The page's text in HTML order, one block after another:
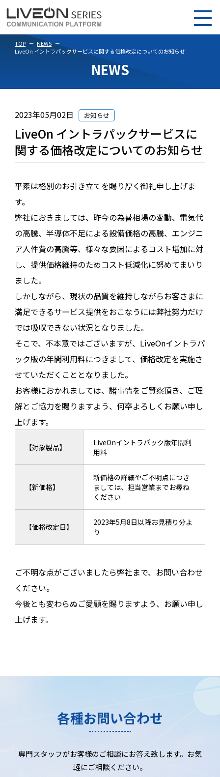
TOP
NEWS
LiveOn イントラパックサービスに関する価格改定についてのお知らせ
NEWS
2023年05月02日 お知らせ
LiveOn イントラパックサービスに
関する価格改定についてのお知らせ
平素は格別のお引き立てを賜り厚く御礼申し上げま
す。
弊社におきましては、昨今の為替相場の変動、電気代
の高騰、半導体不足による設備価格の高騰、エンジニ
ア人件費の高騰等、様々な要因によるコスト増加に対
し、提供価格維持のためコスト低減化に努めてまいり
ました。
しかしながら、現状の品質を維持しながらお客さまに
満足できるサービス提供をおこなうには弊社努力だけ
では吸収できない状況となりました。
そこで、不本意ではございますが、LiveOnイントラパ
ック版の年間利用料につきまして、価格改定を実施さ
せていただくこととなりました。
お客様におかれましては、諸事情をご賢察頂き、ご理
解とご協力を賜りますよう、何卒よろしくお願い申し
上げます。
【対象製品】
LiveOnイントラパック版年間利
用料
【新価格】
新価格の詳細やご不明点につき
ましては、担当営業までお尋ね
ください
【価格改定日】
2023年5月8日以降お見積り分よ
り
ご不明な点がございましたら弊社まで、お問い合わせ
ください。
今後とも変わらぬご愛顧を賜りますよう、お願い申し
上げます。
各種お問い合わせ
専門スタッフがお客様のご相談にお答え致します。お気
軽にご相談ください。